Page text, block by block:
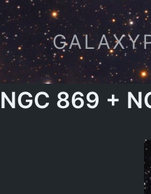
Zum
Inhalt
springen
NGC 869 +